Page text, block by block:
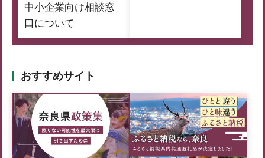
中小企業向け相談窓
口について
おすすめサイト